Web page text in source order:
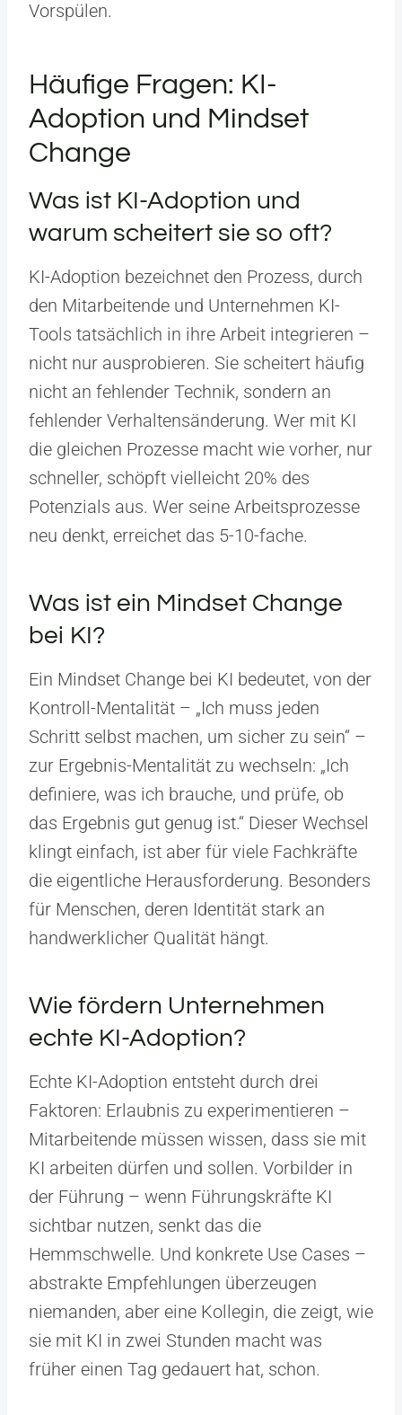
Vorspülen.
Häufige Fragen: KI-
Adoption und Mindset
Change
Was ist KI-Adoption und
warum scheitert sie so oft?
KI-Adoption bezeichnet den Prozess, durch
den Mitarbeitende und Unternehmen KI-
Tools tatsächlich in ihre Arbeit integrieren –
nicht nur ausprobieren. Sie scheitert häufig
nicht an fehlender Technik, sondern an
fehlender Verhaltensänderung. Wer mit KI
die gleichen Prozesse macht wie vorher, nur
schneller, schöpft vielleicht 20% des
Potenzials aus. Wer seine Arbeitsprozesse
neu denkt, erreichet das 5-10-fache.
Was ist ein Mindset Change
bei KI?
Ein Mindset Change bei KI bedeutet, von der
Kontroll-Mentalität – „Ich muss jeden
Schritt selbst machen, um sicher zu sein“ –
zur Ergebnis-Mentalität zu wechseln: „Ich
definiere, was ich brauche, und prüfe, ob
das Ergebnis gut genug ist.“ Dieser Wechsel
klingt einfach, ist aber für viele Fachkräfte
die eigentliche Herausforderung. Besonders
für Menschen, deren Identität stark an
handwerklicher Qualität hängt.
Wie fördern Unternehmen
echte KI-Adoption?
Echte KI-Adoption entsteht durch drei
Faktoren: Erlaubnis zu experimentieren –
Mitarbeitende müssen wissen, dass sie mit
KI arbeiten dürfen und sollen. Vorbilder in
der Führung – wenn Führungskräfte KI
sichtbar nutzen, senkt das die
Hemmschwelle. Und konkrete Use Cases –
abstrakte Empfehlungen überzeugen
niemanden, aber eine Kollegin, die zeigt, wie
sie mit KI in zwei Stunden macht was
früher einen Tag gedauert hat, schon.